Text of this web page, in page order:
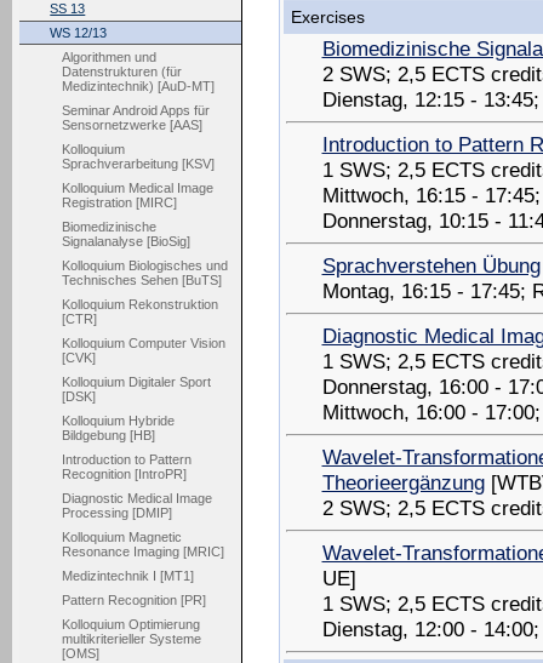
SS 13
WS 12/13
Algorithmen und
Datenstrukturen (für
Medizintechnik) [AuD-MT]
Seminar Android Apps für
Sensornetzwerke [AAS]
Kolloquium
Sprachverarbeitung [KSV]
Kolloquium Medical Image
Registration [MIRC]
Biomedizinische
Signalanalyse [BioSig]
Kolloquium Biologisches und
Technisches Sehen [BuTS]
Kolloquium Rekonstruktion
[CTR]
Kolloquium Computer Vision
[CVK]
Kolloquium Digitaler Sport
[DSK]
Kolloquium Hybride
Bildgebung [HB]
Introduction to Pattern
Recognition [IntroPR]
Diagnostic Medical Image
Processing [DMIP]
Kolloquium Magnetic
Resonance Imaging [MRIC]
Medizintechnik I [MT1]
Pattern Recognition [PR]
Kolloquium Optimierung
multikriterieller Systeme
[OMS]
Exercises
Biomedizinische
2 SWS; 2,5 ECTS
Dienstag, 12:15 -
Introduction to Pattern
1 SWS; 2,5 ECTS
Mittwoch, 16:15 -
Donnerstag, 10:15 -
Sprachverstehen Übung
Montag, 16:15 - 17:45;
Diagnostic Medical
1 SWS; 2,5 ECTS
Donnerstag, 16:00 -
Mittwoch, 16:00 -
Wavelet-
Theorieergänzung
2 SWS; 2,5 ECTS
Wavelet-
UE]
1 SWS; 2,5 ECTS
Dienstag, 12:00 -